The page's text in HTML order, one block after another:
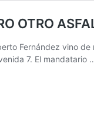
OTRO
Fernández vino
7. El mandatario